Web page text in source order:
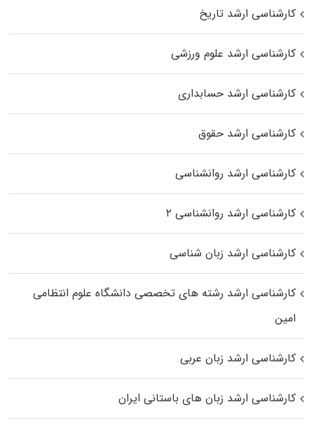
کارشناسی ارشد تاریخ
کارشناسی ارشد علوم ورزشی
کارشناسی ارشد حسابداری
کارشناسی ارشد حقوق
کارشناسی ارشد روانشناسی
کارشناسی ارشد روانشناسی ۲
کارشناسی ارشد زبان شناسی
کارشناسی ارشد رﺷﺘﻪ ﻫﺎی تخصصی داﻧﺸﮕﺎه ﻋﻠﻮم انتظامی
اﻣﻴﻦ
کارشناسی ارشد زبان عربی
کارشناسی ارشد زبان‌ های باستانی ایران